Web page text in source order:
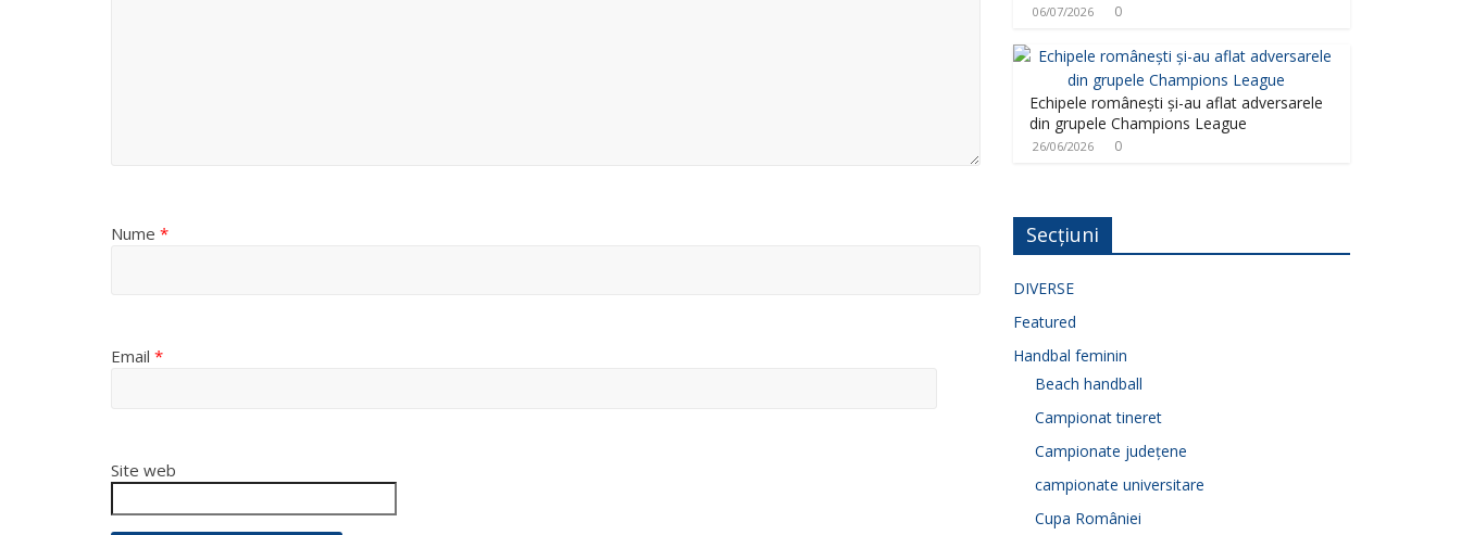
Nume *
Email *
Site web
06/07/2026 0
Echipele românești și-au aflat adversarele
din grupele Champions League
26/06/2026 0
Secțiuni
DIVERSE
Featured
Handbal feminin
Beach handball
Campionat tineret
Campionate județene
campionate universitare
Cupa României